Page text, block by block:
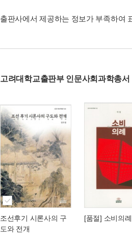
출판사에서 제공하는 정보가 부족하여
고려대학교출판부 인문사회과학총서
조선후기 시론사의 구
도와 전개
[품절] 소비의례